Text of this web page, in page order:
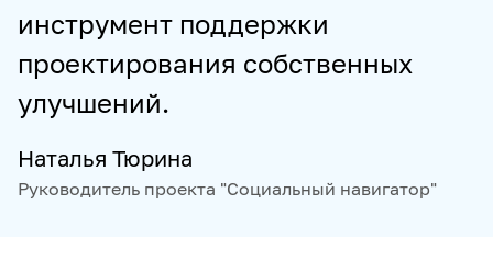
инструмент поддержки
проектирования собственных
улучшений.
Наталья Тюрина
Руководитель проекта "Социальный навигатор"